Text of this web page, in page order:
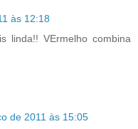
às 12:18
linda!! VErmelho combina
de 2011 às 15:05